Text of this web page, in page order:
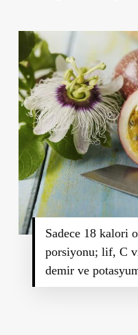
Sadece 18 kalori
porsiyonu; lif, C
demir ve